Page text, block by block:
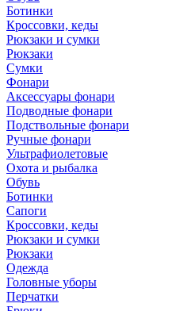
Ботинки
Кроссовки, кеды
Рюкзаки и сумки
Рюкзаки
Сумки
Фонари
Аксессуары фонари
Подводные фонари
Подствольные фонари
Ручные фонари
Ультрафиолетовые
Охота и рыбалка
Обувь
Ботинки
Сапоги
Кроссовки, кеды
Рюкзаки и сумки
Рюкзаки
Одежда
Головные уборы
Перчатки